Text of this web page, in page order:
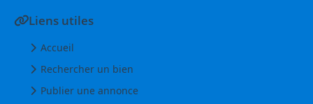
Liens utiles
Accueil
Rechercher un bien
Publier une annonce